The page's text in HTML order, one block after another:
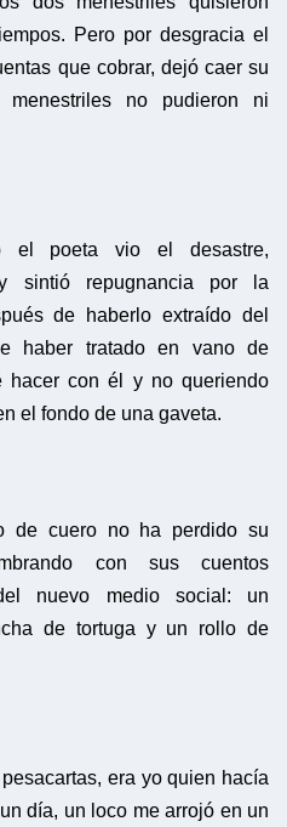
Pero por desgracia el
que cobrar, dejó caer su
no pudieron ni
el poeta vio el desastre,
sintió repugnancia por la
de haberlo extraído del
haber tratado en vano de
hacer con él y no queriendo
el fondo de una gaveta.
de cuero no ha perdido su
con sus cuentos
nuevo medio social: un
de tortuga y un rollo de
era yo quien hacía
día, un loco me arrojó en un